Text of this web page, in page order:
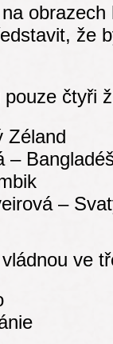
že
čtyři
Zéland
–
–
ve